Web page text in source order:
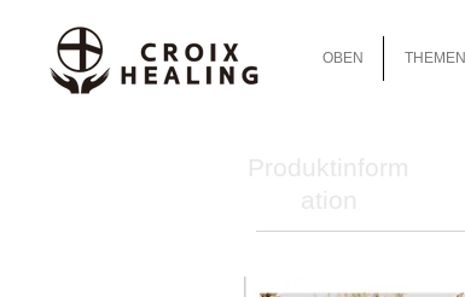
OBEN THEMEN
Produktinform
ation